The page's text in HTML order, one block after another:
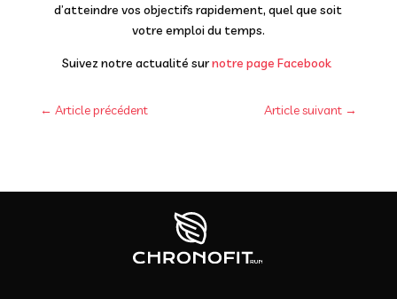
d’atteindre vos objectifs rapidement, quel que soit
votre emploi du temps.
Suivez notre actualité surnotre page Facebook
← Article précédent Article suivant →